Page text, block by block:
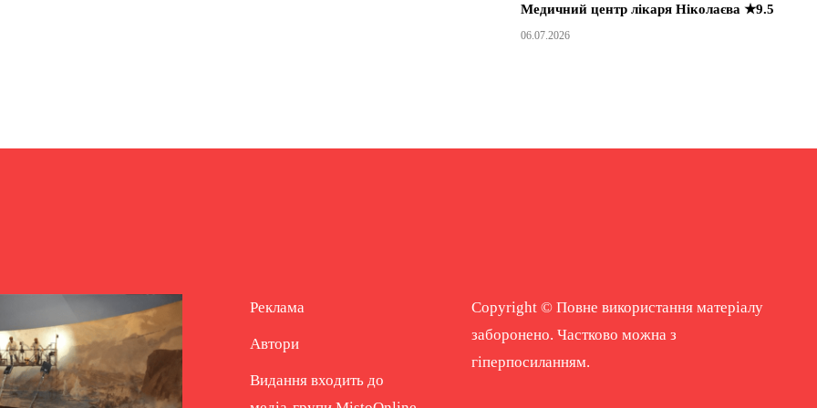
Медичний центр лікаря Ніколаєва ★9.5
06.07.2026
Реклама
Автори
Видання входить до
Copyright © Повне використання матеріалу
заборонено. Частково можна з
гіперпосиланням.